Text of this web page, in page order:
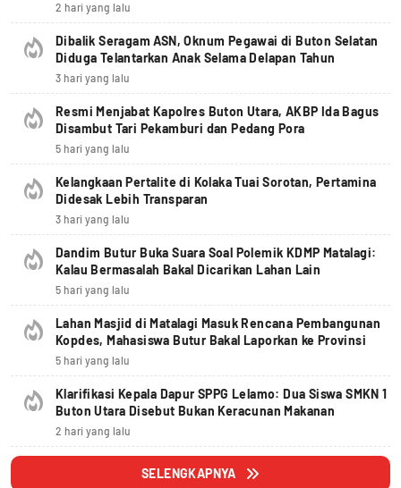
2 hari yang lalu
Dibalik Seragam ASN, Oknum Pegawai di Buton Selatan
Diduga Telantarkan Anak Selama Delapan Tahun
3 hari yang lalu
Resmi Menjabat Kapolres Buton Utara, AKBP Ida Bagus
Disambut Tari Pekamburi dan Pedang Pora
5 hari yang lalu
Kelangkaan Pertalite di Kolaka Tuai Sorotan, Pertamina
Didesak Lebih Transparan
3 hari yang lalu
Dandim Butur Buka Suara Soal Polemik KDMP Matalagi:
Kalau Bermasalah Bakal Dicarikan Lahan Lain
5 hari yang lalu
Lahan Masjid di Matalagi Masuk Rencana Pembangunan
Kopdes, Mahasiswa Butur Bakal Laporkan ke Provinsi
5 hari yang lalu
Klarifikasi Kepala Dapur SPPG Lelamo: Dua Siswa SMKN 1
Buton Utara Disebut Bukan Keracunan Makanan
2 hari yang lalu
SELENGKAPNYA